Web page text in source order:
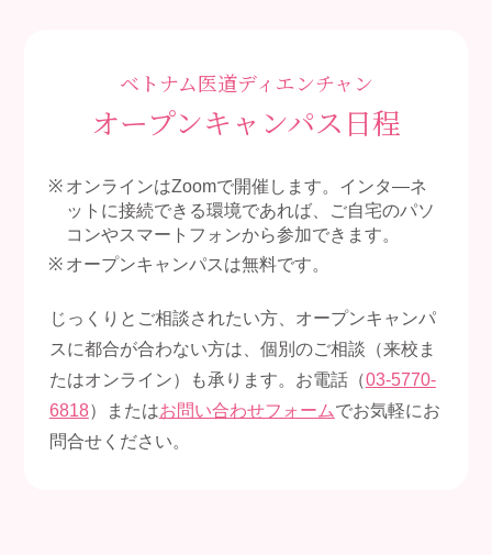
ベトナム医道ディエンチャン
オープンキャンパス日程
オンラインはZoomで開催します。インタ―ネ
ットに接続できる環境であれば、ご自宅のパソ
コンやスマートフォンから参加できます。
オープンキャンパスは無料です。
じっくりとご相談されたい方、オープンキャンパ
スに都合が合わない方は、個別のご相談（来校ま
たはオンライン）も承ります。お電話（03-5770-
6818）またはお問い合わせフォームでお気軽にお
問合せください。